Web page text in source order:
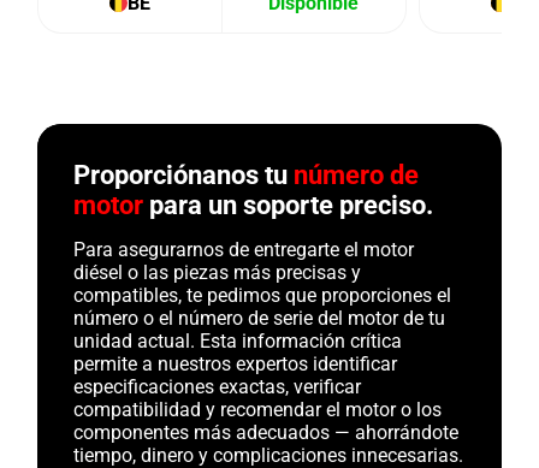
Proporciónanos tu número de
motor para un soporte preciso.
Para asegurarnos de entregarte el motor
diésel o las piezas más precisas y
compatibles, te pedimos que proporciones el
número o el número de serie del motor de tu
unidad actual. Esta información crítica
permite a nuestros expertos identificar
especificaciones exactas, verificar
compatibilidad y recomendar el motor o los
componentes más adecuados — ahorrándote
tiempo, dinero y complicaciones innecesarias.